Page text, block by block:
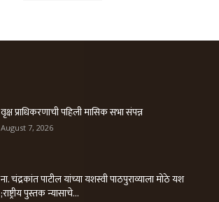
वृक्ष प्राधिकरणाची पहिली मासिक सभा संपन्न
August 7, 2026
ना. चंद्रकांत पाटील यांच्या यशस्वी पाठपुराव्याला मोठे यश
;राष्ट्रीय पुस्तक न्यासाचे...